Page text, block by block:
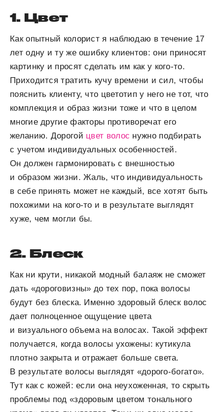
1. Цвет
Как опытный колорист я наблюдаю в течение 17
лет одну и ту же ошибку клиентов: они приносят
картинку и просят сделать им как у кого-то.
Приходится тратить кучу времени и сил, чтобы
пояснить клиенту, что цветотип у него не тот, что
комплекция и образ жизни тоже и что в целом
многие другие факторы противоречат его
желанию. Дорогой цвет волос нужно подбирать
с учетом индивидуальных особенностей.
Он должен гармонировать с внешностью
и образом жизни. Жаль, что индивидуальность
в себе принять может не каждый, все хотят быть
похожими на кого-то и в результате выглядят
хуже, чем могли бы.
2. Блеск
Как ни крути, никакой модный балаяж не сможет
дать «дороговизны» до тех пор, пока волосы
будут без блеска. Именно здоровый блеск волос
дает полноценное ощущение цвета
и визуального объема на волосах. Такой эффект
получается, когда волосы ухожены: кутикула
плотно закрыта и отражает больше света.
В результате волосы выглядят «дорого-богато».
Тут как с кожей: если она неухоженная, то скрыть
проблемы под «здоровым цветом тонального